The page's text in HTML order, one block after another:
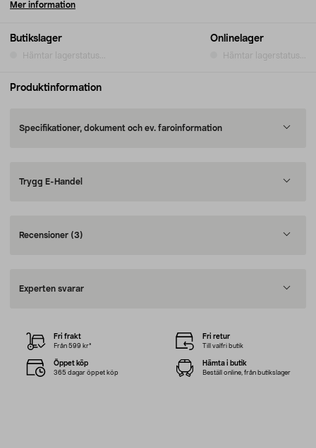
Butikslager
Hämtar lagerstatus...
Onlinelager
Hämtar lagerstatus...
Mer information
Produktinformation
Specifikationer, dokument och ev. faroinformation
Trygg E-Handel
Recensioner (3)
Experten svarar
Fri frakt
Från 599 kr*
Fri retur
Till valfri butik
Öppet köp
365 dagar öppet köp
Hämta i butik
Beställ online, från butikslager